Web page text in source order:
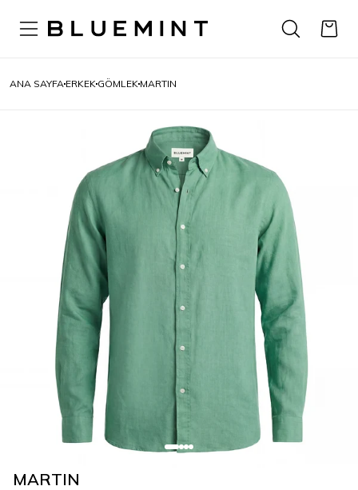
ANA SAYFA ERKEK GÖMLEK MARTIN
MARTIN